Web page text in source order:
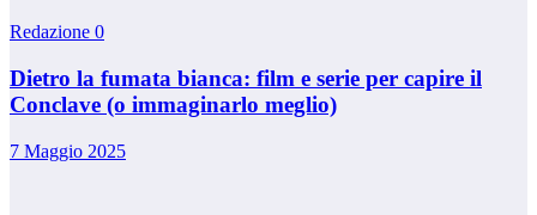
Redazione 0
Dietro la fumata bianca: film e serie per capire il
Conclave (o immaginarlo meglio)
7 Maggio 2025